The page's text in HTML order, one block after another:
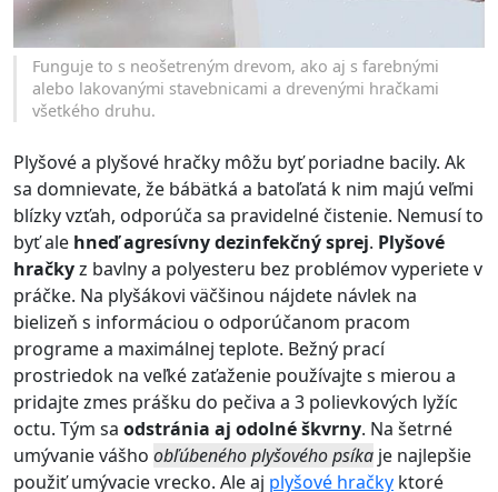
Funguje to s neošetreným drevom, ako aj s farebnými
alebo lakovanými stavebnicami a drevenými hračkami
všetkého druhu.
Plyšové a plyšové hračky môžu byť poriadne bacily. Ak
sa domnievate, že bábätká a batoľatá k nim majú veľmi
blízky vzťah, odporúča sa pravidelné čistenie. Nemusí to
byť ale hneď agresívny dezinfekčný sprej. Plyšové
hračkyz bavlny a polyesteru bez problémov vyperiete v
práčke. Na plyšákovi väčšinou nájdete návlek na
bielizeň s informáciou o odporúčanom pracom
programe a maximálnej teplote. Bežný prací
prostriedok na veľké zaťaženie používajte s mierou a
pridajte zmes prášku do pečiva a 3 polievkových lyžíc
octu. Tým sa odstránia aj odolné škvrny. Na šetrné
umývanie vášho obľúbeného plyšového psíka je najlepšie
použiť umývacie vrecko. Ale aj plyšové hračky ktoré